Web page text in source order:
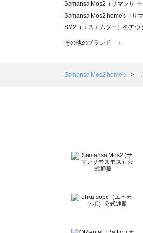
Samansa Mos2（サマンサ
Samansa Mos2 home's（サ
SM2（エスエムツー）のアウ
TSUHARU by Samansa
Samansa Mos2 Lagom（サ
BETTY'S BLUE（べティー
Wpc.（ワールドパーティー）
その他のブランド ＋
Samansa Mos2 home's